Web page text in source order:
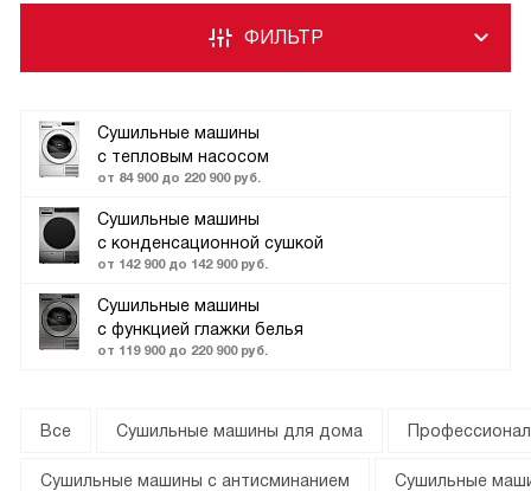
Сушильные машины
с тепловым насосом
от 84 900 до 220 900 руб.
Сушильные машины
с конденсационной сушкой
от 142 900 до 142 900 руб.
Сушильные машины
с функцией глажки белья
от 119 900 до 220 900 руб.
ФИЛЬТР
Все Сушильные машины для дома
Сушильные машины с антисминанием Сушильные